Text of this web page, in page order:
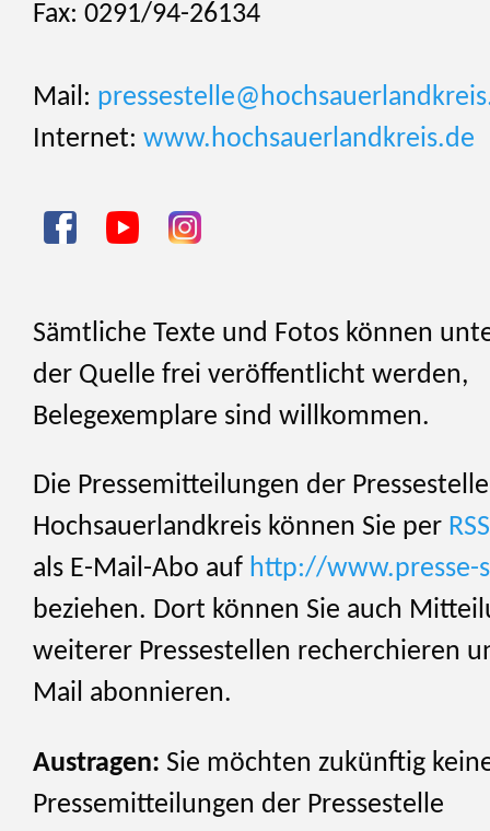
Fax: 0291/94-26134
Mail:
Internet: www.hochsauerlandkreis.de
Sämtliche Texte und Fotos können
der Quelle frei veröffentlicht werden,
Belegexemplare sind willkommen.
Die Pressemitteilungen der Pressestelle
Hochsauerlandkreis können Sie per
als E-Mail-Abo auf http://www.presse-
beziehen. Dort können Sie auch
weiterer Pressestellen recherchieren
Mail abonnieren.
Austragen: Sie möchten zukünftig
Pressemitteilungen der Pressestelle